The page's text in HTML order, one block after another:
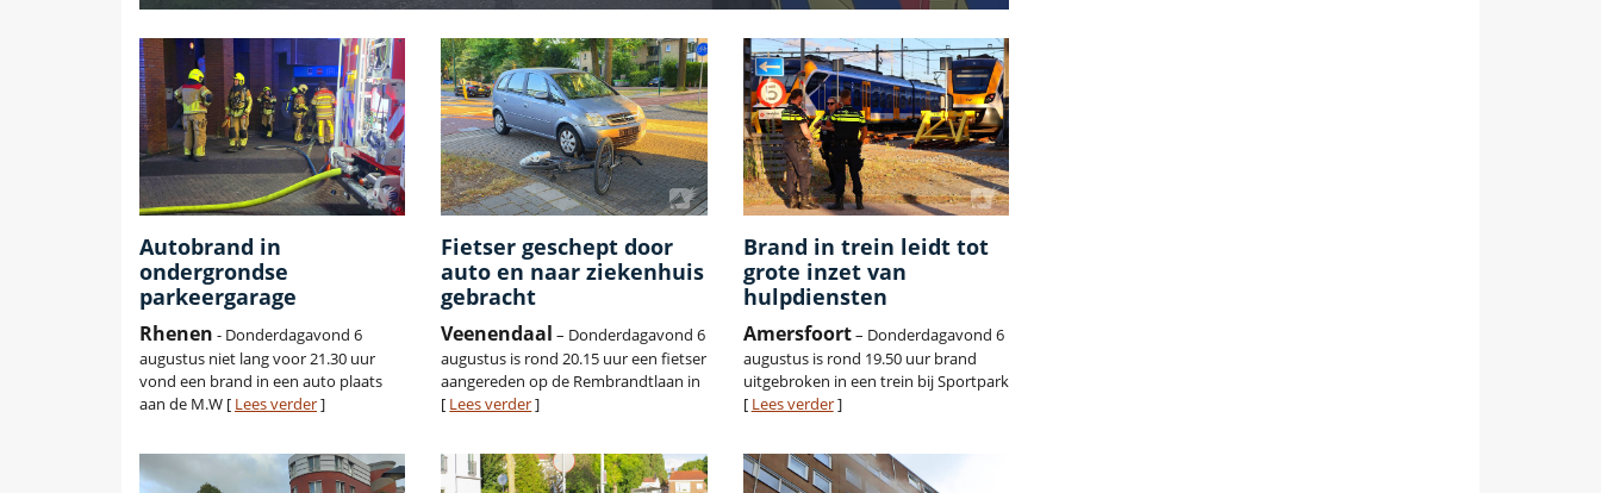
Autobrand in
ondergrondse
parkeergarage
Rhenen - Donderdagavond 6
augustus niet lang voor 21.30 uur
vond een brand in een auto plaats
aan de M.W [ Lees verder]
Fietser geschept door
auto en naar ziekenhuis
gebracht
Veenendaal – Donderdagavond 6
augustus is rond 20.15 uur een fietser
aangereden op de Rembrandtlaan in
[ Lees verder]
Brand in trein leidt tot
grote inzet van
hulpdiensten
Amersfoort– Donderdagavond 6
augustus is rond 19.50 uur brand
uitgebroken in een trein bij Sportpark
[ Lees verder]